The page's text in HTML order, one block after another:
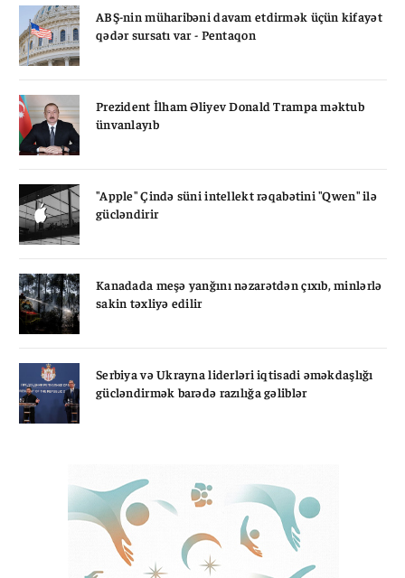
ABŞ-nin müharibəni davam etdirmək üçün kifayət
qədər sursatı var - Pentaqon
Prezident İlham Əliyev Donald Trampa məktub
ünvanlayıb
"Apple" Çində süni intellekt rəqabətini "Qwen" ilə
gücləndirir
Kanadada meşə yanğını nəzarətdən çıxıb, minlərlə
sakin təxliyə edilir
Serbiya və Ukrayna liderləri iqtisadi əməkdaşlığı
gücləndirmək barədə razılığa gəliblər